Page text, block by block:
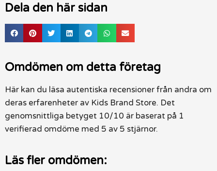
Dela den här sidan
Omdömen om detta företag
Här kan du läsa autentiska recensioner från andra om
deras erfarenheter av Kids Brand Store. Det
genomsnittliga betyget 10/10 är baserat på 1
verifierad omdöme med 5 av 5 stjärnor.
Läs fler omdömen: